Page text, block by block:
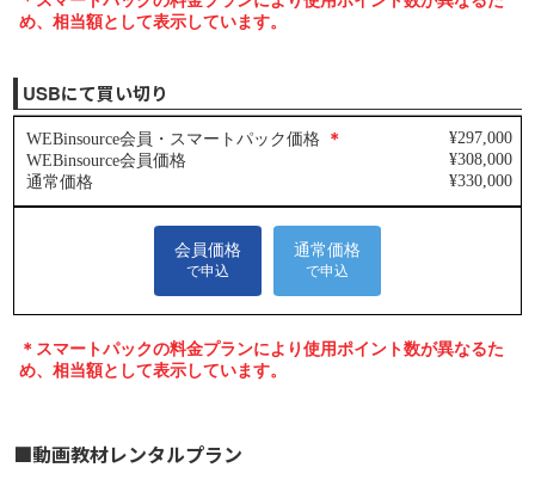
USBにて買い切り
■動画教材レンタルプラン